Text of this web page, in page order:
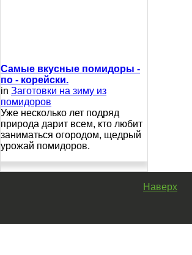
Самые вкусные помидоры -
по - корейски.
in Заготовки на зиму из
помидоров
Уже несколько лет подряд
природа дарит всем, кто любит
заниматься огородом, щедрый
урожай помидоров.
Наверх